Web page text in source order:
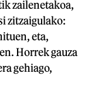
zailenetakoa,
zitzaigulako:
eta,
Horrek gauza
gehiago,